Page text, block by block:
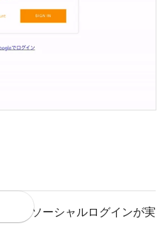
易にソーシャルログインが実